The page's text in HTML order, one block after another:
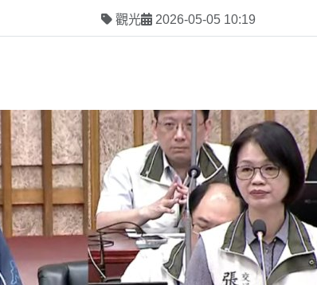
觀光 2026-05-05 10:19